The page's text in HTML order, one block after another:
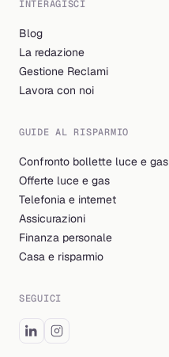
INTERAGISCI
Blog
La redazione
Gestione Reclami
Lavora con noi
GUIDE AL RISPARMIO
Confronto bollette luce e gas
Offerte luce e gas
Telefonia e internet
Assicurazioni
Finanza personale
Casa e risparmio
SEGUICI